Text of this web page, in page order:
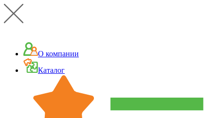
О компании
Каталог